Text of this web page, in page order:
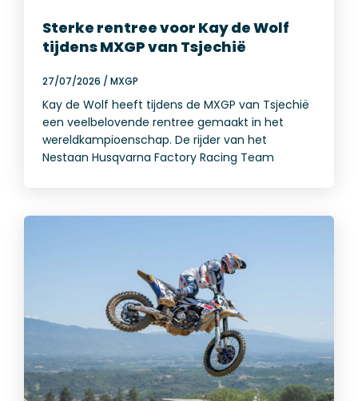
Sterke rentree voor Kay de Wolf
tijdens MXGP van Tsjechië
27/07/2026 / MXGP
Kay de Wolf heeft tijdens de MXGP van Tsjechië
een veelbelovende rentree gemaakt in het
wereldkampioenschap. De rijder van het
Nestaan Husqvarna Factory Racing Team